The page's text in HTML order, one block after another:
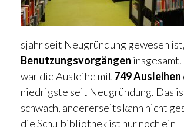
sjahr seit Neugründung gewesen
Benutzungsvorgängen
war die Ausleihe mit 749 Ausleihen
niedrigste seit Neugründung. Das
schwach, andererseits kann nicht
die Schulbibliothek ist nur noch ein